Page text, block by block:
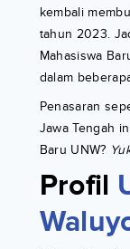
kembali
tahun 2023.
Mahasiswa
dalam
Penasaran
Jawa Tengah
Baru UNW?
Profil